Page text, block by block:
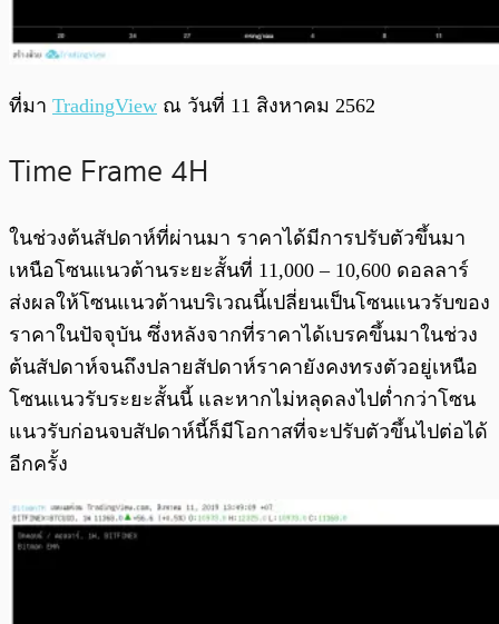
ที่มา TradingView ณ วันที่ 11 สิงหาคม 2562
Time Frame 4H
ในช่วงต้นสัปดาห์ที่ผ่านมา ราคาได้มีการปรับตัวขึ้นมา
เหนือโซนแนวต้านระยะสั้นที่ 11,000 – 10,600 ดอลลาร์
ส่งผลให้โซนแนวต้านบริเวณนี้เปลี่ยนเป็นโซนแนวรับของ
ราคาในปัจจุบัน ซึ่งหลังจากที่ราคาได้เบรคขึ้นมาในช่วง
ต้นสัปดาห์จนถึงปลายสัปดาห์ราคายังคงทรงตัวอยู่เหนือ
โซนแนวรับระยะสั้นนี้ และหากไม่หลุดลงไปต่ำกว่าโซน
แนวรับก่อนจบสัปดาห์นี้ก็มีโอกาสที่จะปรับตัวขึ้นไปต่อได้
อีกครั้ง